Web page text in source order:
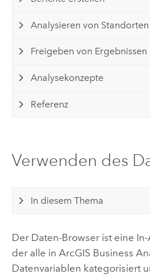
Analysieren von Standorten
Freigeben von Ergebnissen
Analysekonzepte
Referenz
Verwenden des
In diesem Thema
Der Daten-Browser ist eine
der alle in ArcGIS Business
Datenvariablen kategorisiert